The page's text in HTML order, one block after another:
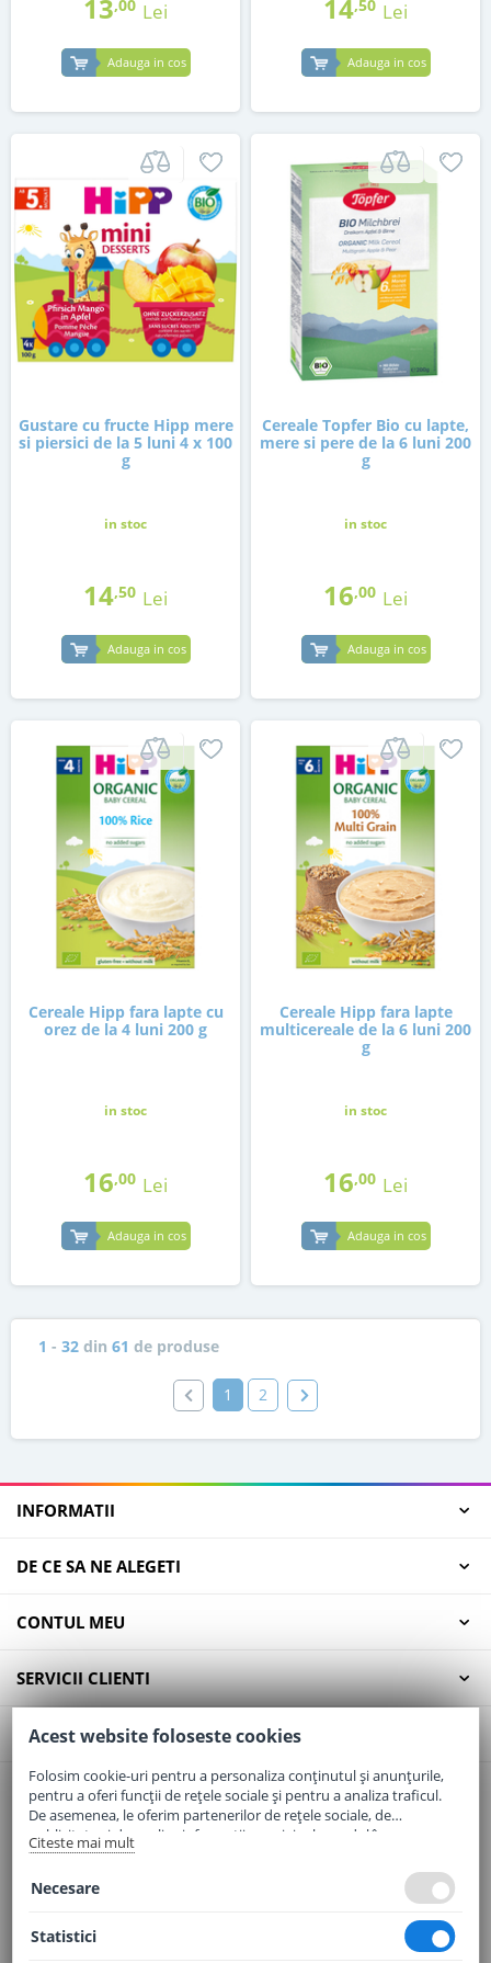
13,00 Lei
Adauga in cos
14,50 Lei
Adauga in cos
Gustare cu fructe Hipp mere
si piersici de la 5 luni 4 x 100
g
in stoc
14,50 Lei
Adauga in cos
Cereale Topfer Bio cu lapte,
mere si pere de la 6 luni 200
g
in stoc
16,00 Lei
Adauga in cos
Cereale Hipp fara lapte cu
orez de la 4 luni 200 g
in stoc
16,00 Lei
Adauga in cos
Cereale Hipp fara lapte
multicereale de la 6 luni 200
g
in stoc
16,00 Lei
Adauga in cos
1 - 32 din 61 de produse
1 2
INFORMATII
DE CE SA NE ALEGETI
CONTUL MEU
SERVICII CLIENTI
CONTACT
Email:office@elaptepraf.ro
Telefon:0745-964-449
Adresa:Sos. Borsului, Nr. 20, Oradea, Jud. Bihor
Acest website foloseste cookies
Folosim cookie-uri pentru a personaliza conținutul și anunțurile,
pentru a oferi funcții de rețele sociale și pentru a analiza traficul.
De asemenea, le oferim partenerilor de rețele sociale, de
publicitate și de analize informații cu privire la modul în care
folosiți site-ul nostru. Aceștia le pot combina cu alte informații
Citeste mai mult
Necesare
Statistici